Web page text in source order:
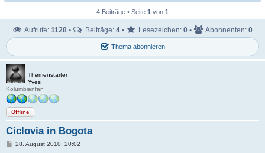
4 Beiträge • Seite 1 von 1
Thema abonnieren
Aufrufe: 1128 • Beiträge: 4 • Lesezeichen: 0 • Abonnenten: 0
Themenstarter
Yves
Kolumbienfan
Offline
Ciclovia in Bogota
B28. August 2010, 20:02